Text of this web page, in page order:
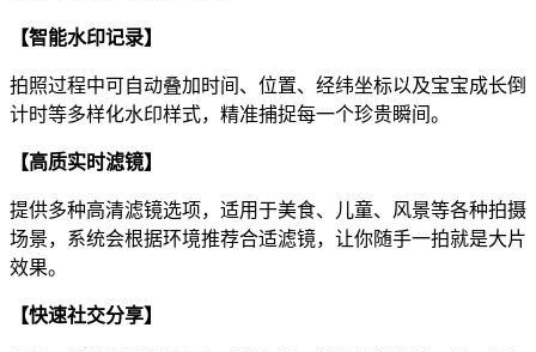
【智能水印记录】
拍照过程中可自动叠加时间、位置、经纬坐标以及宝宝成长倒
计时等多样化水印样式，精准捕捉每一个珍贵瞬间。
【高质实时滤镜】
提供多种高清滤镜选项，适用于美食、儿童、风景等各种拍摄
场景，系统会根据环境推荐合适滤镜，让你随手一拍就是大片
效果。
【快速社交分享】